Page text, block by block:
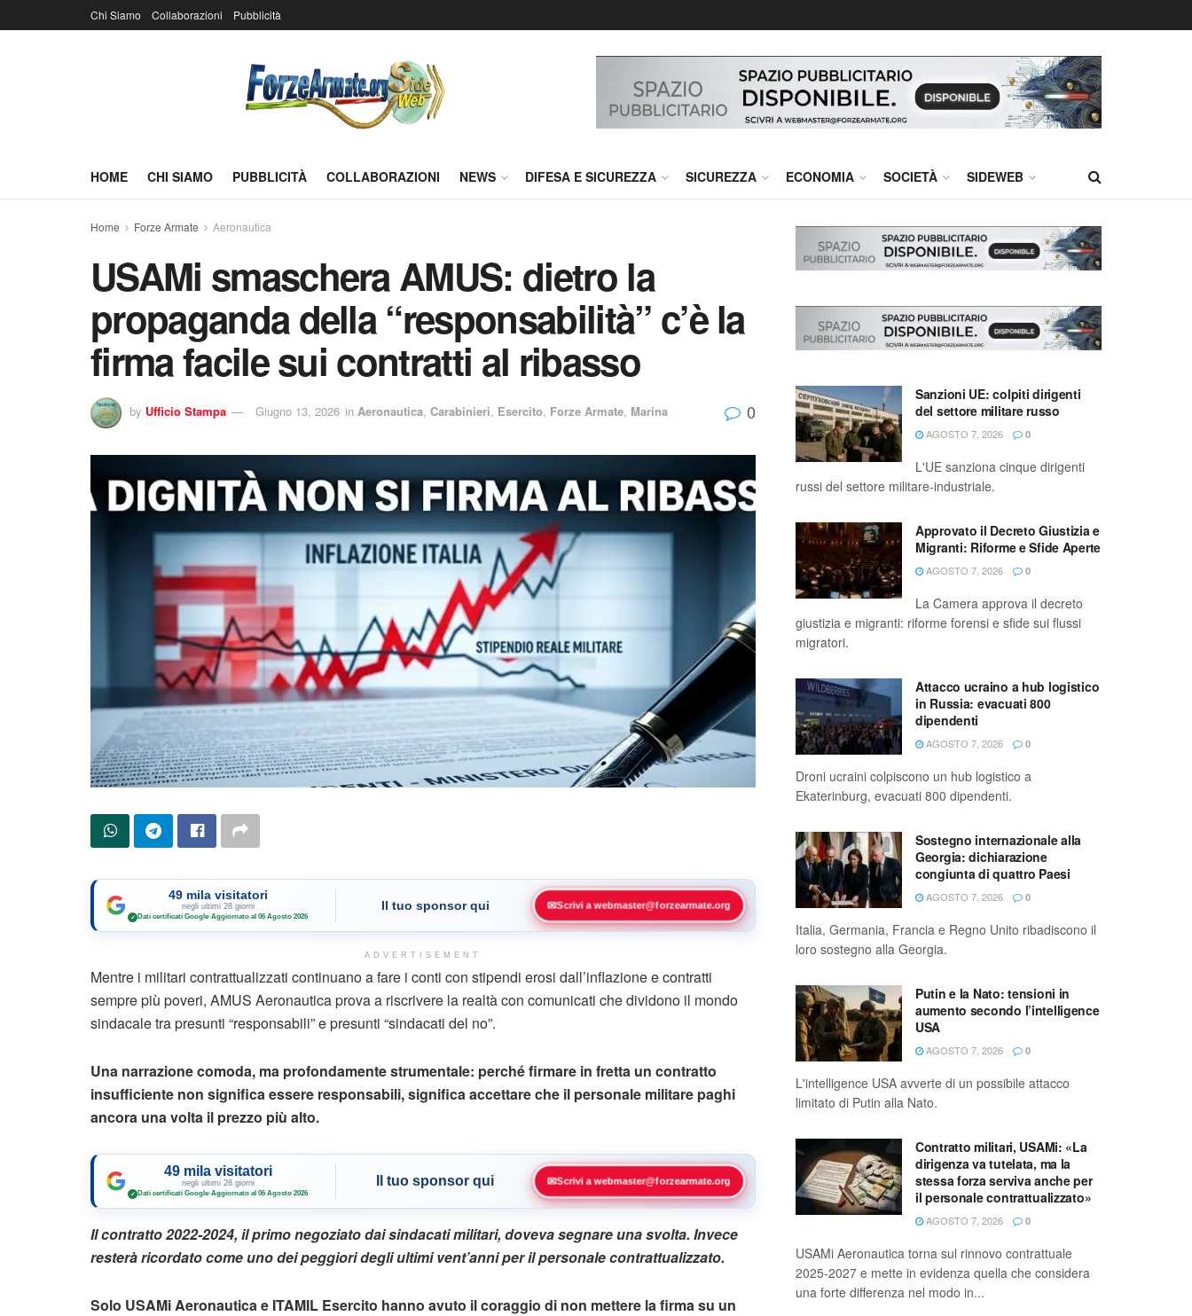
Chi Siamo Collaborazioni Pubblicità
HOME CHI SIAMO PUBBLICITÀ COLLABORAZIONI NEWS DIFESA E SICUREZZA SICUREZZA ECONOMIA SOCIETÀ SIDEWEB
Home Forze Armate Aeronautica
USAMi smaschera AMUS: dietro la
propaganda della “responsabilità” c’è la
firma facile sui contratti al ribasso
by Ufficio Stampa Giugno 13, 2026 in Aeronautica, Carabinieri, Esercito, Forze Armate, Marina 0
49 mila visitatori
negli ultimi 28 giorni
✓ Dati certificati Google·Aggiornato al 06 Agosto 2026
Il tuo sponsor qui ✉Scrivi a webmaster@forzearmate.org
ADVERTISEMENT
Mentre i militari contrattualizzati continuano a fare i conti con stipendi erosi dall’inflazione e contratti
sempre più poveri, AMUS Aeronautica prova a riscrivere la realtà con comunicati che dividono il mondo
sindacale tra presunti “responsabili” e presunti “sindacati del no”.
Una narrazione comoda, ma profondamente strumentale: perché firmare in fretta un contratto
insufficiente non significa essere responsabili, significa accettare che il personale militare paghi
ancora una volta il prezzo più alto.
49 mila visitatori
negli ultimi 28 giorni
✓ Dati certificati Google·Aggiornato al 06 Agosto 2026
Il tuo sponsor qui ✉Scrivi a webmaster@forzearmate.org
Il contratto 2022-2024, il primo negoziato dai sindacati militari, doveva segnare una svolta. Invece
resterà ricordato come uno dei peggiori degli ultimi vent’anni per il personale contrattualizzato.
Solo USAMi Aeronautica e ITAMIL Esercito hanno avuto il coraggio di non mettere la firma su un
Sanzioni UE: colpiti dirigenti
del settore militare russo
AGOSTO 7, 2026 0
L'UE sanziona cinque dirigenti
russi del settore militare-industriale.
Approvato il Decreto Giustizia e
Migranti: Riforme e Sfide Aperte
AGOSTO 7, 2026 0
La Camera approva il decreto
giustizia e migranti: riforme forensi e sfide sui flussi
migratori.
Attacco ucraino a hub logistico
in Russia: evacuati 800
dipendenti
AGOSTO 7, 2026 0
Droni ucraini colpiscono un hub logistico a
Ekaterinburg, evacuati 800 dipendenti.
Sostegno internazionale alla
Georgia: dichiarazione
congiunta di quattro Paesi
AGOSTO 7, 2026 0
Italia, Germania, Francia e Regno Unito ribadiscono il
loro sostegno alla Georgia.
Putin e la Nato: tensioni in
aumento secondo l’intelligence
USA
AGOSTO 7, 2026 0
L'intelligence USA avverte di un possibile attacco
limitato di Putin alla Nato.
Contratto militari, USAMi: «La
dirigenza va tutelata, ma la
stessa forza serviva anche per
il personale contrattualizzato»
AGOSTO 7, 2026 0
USAMi Aeronautica torna sul rinnovo contrattuale
2025-2027 e mette in evidenza quella che considera
una forte differenza nel modo in...